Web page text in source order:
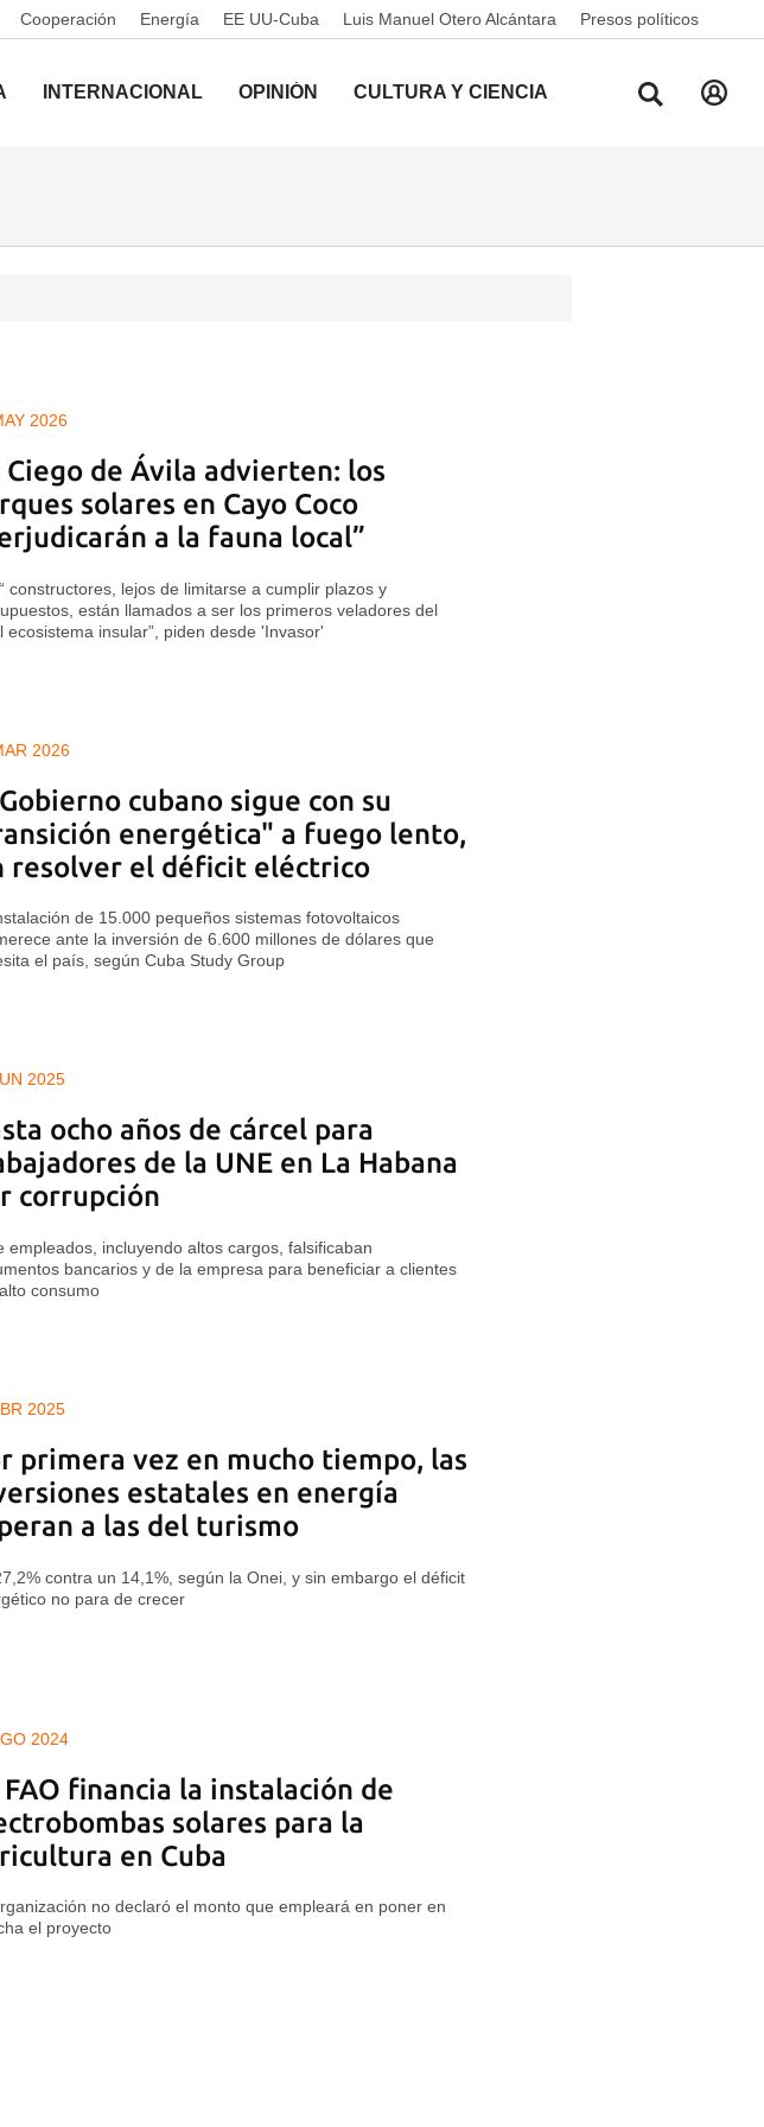
Cooperación Energía EE UU-Cuba Luis Manuel Otero Alcántara Presos políticos
INTERNACIONAL OPINIÓN CULTURA Y CIENCIA
2026
Ciego de Ávila advierten: los
solares en Cayo Coco
a la fauna local”
constructores, lejos de limitarse a cumplir plazos y
están llamados a ser los primeros veladores del
ecosistema insular”, piden desde 'Invasor'
2026
cubano sigue con su
energética" a fuego lento,
resolver el déficit eléctrico
de 15.000 pequeños sistemas fotovoltaicos
ante la inversión de 6.600 millones de dólares que
el país, según Cuba Study Group
2025
ocho años de cárcel para
de la UNE en La Habana
corrupción
empleados, incluyendo altos cargos, falsificaban
bancarios y de la empresa para beneficiar a clientes
consumo
2025
primera vez en mucho tiempo, las
estatales en energía
a las del turismo
contra un 14,1%, según la Onei, y sin embargo el déficit
no para de crecer
2024
FAO financia la instalación de
solares para la
en Cuba
no declaró el monto que empleará en poner en
el proyecto